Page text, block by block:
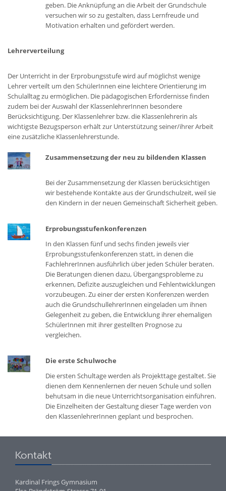
geben. Die Anknüpfung an die Arbeit der Grundschule
versuchen wir so zu gestalten, dass Lernfreude und
Motivation erhalten und gefördert werden.
Lehrerverteilung
Der Unterricht in der Erprobungsstufe wird auf möglichst wenige
Lehrer verteilt um den SchülerInnen eine leichtere Orientierung im
Schulalltag zu ermöglichen. Die pädagogischen Erfordernisse finden
zudem bei der Auswahl der KlassenlehrerInnen besondere
Berücksichtigung. Der Klassenlehrer bzw. die Klassenlehrerin als
wichtigste Bezugsperson erhält zur Unterstützung seiner/ihrer Arbeit
eine zusätzliche Klassenlehrerstunde.
Zusammensetzung der neu zu bildenden Klassen
Bei der Zusammensetzung der Klassen berücksichtigen
wir bestehende Kontakte aus der Grundschulzeit, weil sie
den Kindern in der neuen Gemeinschaft Sicherheit geben.
Erprobungsstufenkonferenzen
In den Klassen fünf und sechs finden jeweils vier
Erprobungsstufenkonferenzen statt, in denen die
FachlehrerInnen ausführlich über jeden Schüler beraten.
Die Beratungen dienen dazu, Übergangsprobleme zu
erkennen, Defizite auszugleichen und Fehlentwicklungen
vorzubeugen. Zu einer der ersten Konferenzen werden
auch die GrundschullehrerInnen eingeladen um ihnen
Gelegenheit zu geben, die Entwicklung ihrer ehemaligen
SchülerInnen mit ihrer gestellten Prognose zu
vergleichen.
Die erste Schulwoche
Die ersten Schultage werden als Projekttage gestaltet. Sie
dienen dem Kennenlernen der neuen Schule und sollen
behutsam in die neue Unterrichtsorganisation einführen.
Die Einzelheiten der Gestaltung dieser Tage werden von
den KlassenlehrerInnen geplant und besprochen.
Kontakt
Kardinal Frings Gymnasium